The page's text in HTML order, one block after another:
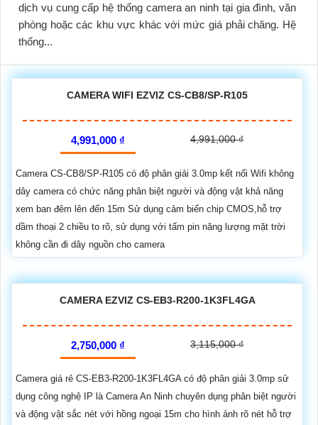
dịch vụ cung cấp hệ thống camera an ninh tại gia đình, văn
phòng hoặc các khu vực khác với mức giá phải chăng. Hệ
thống...
CAMERA WIFI EZVIZ CS-CB8/SP-R105
4,991,000 ₫ 4,991,000 ₫
Camera CS-CB8/SP-R105 có độ phân giải 3.0mp kết nối Wifi không
dây camera có chức năng phân biệt người và động vật khả năng
xem ban đêm lên đến 15m Sử dụng cảm biến chip CMOS,hỗ trợ
dầm thoại 2 chiều to rõ, sử dụng với tấm pin năng lượng mặt trời
không cần đi dây nguồn cho camera
CAMERA EZVIZ CS-EB3-R200-1K3FL4GA
2,750,000 ₫ 3,115,000 ₫
Camera giá rẻ CS-EB3-R200-1K3FL4GA có độ phân giải 3.0mp sử
dụng công nghệ IP là Camera An Ninh chuyên dụng phân biệt người
và động vật sắc nét với hồng ngoại 15m cho hình ảnh rõ nét hỗ trợ